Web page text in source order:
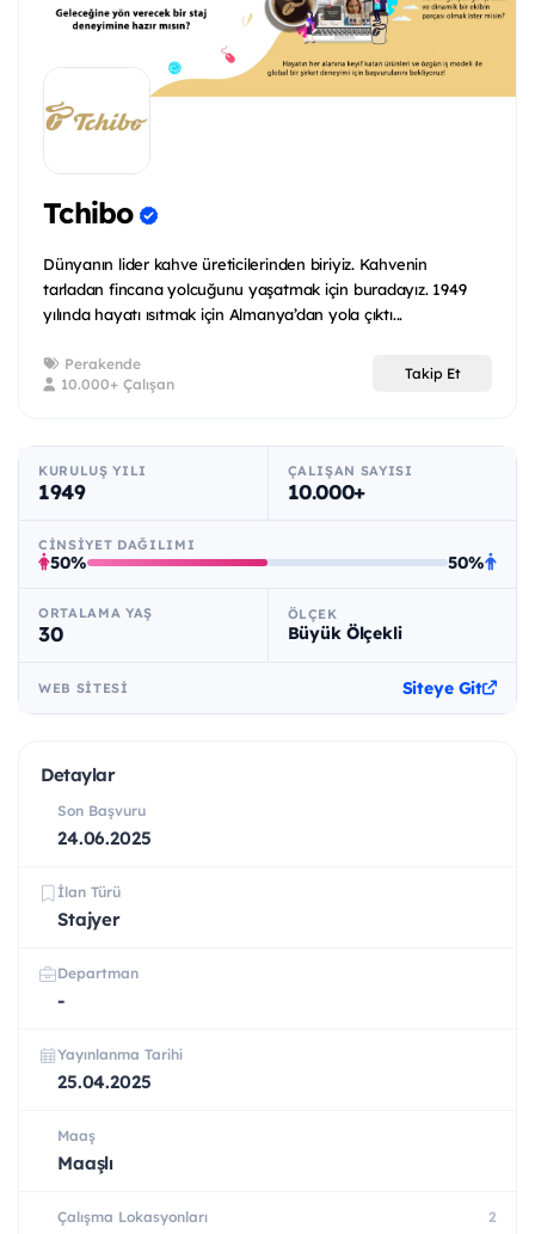
Tchibo
Dünyanın lider kahve üreticilerinden biriyiz. Kahvenin
tarladan fincana yolcuğunu yaşatmak için buradayız. 1949
yılında hayatı ısıtmak için Almanya’dan yola çıktı...
Perakende
10.000+ Çalışan
Takip Et
KURULUŞ YILI
1949
ÇALIŞAN SAYISI
10.000+
CINSIYET DAĞILIMI
50% 50%
ORTALAMA YAŞ
30
ÖLÇEK
Büyük Ölçekli
WEB SITESI Siteye Git
Detaylar
Son Başvuru
24.06.2025
İlan Türü
Stajyer
Departman
-
Yayınlanma Tarihi
25.04.2025
Maaş
Maaşlı
Çalışma Lokasyonları 2